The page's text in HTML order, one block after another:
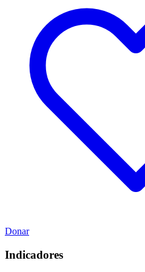
Donar
Indicadores